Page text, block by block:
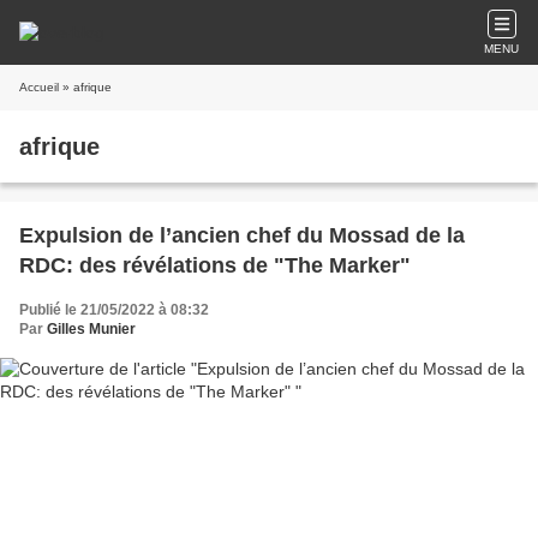
MENU
Accueil » afrique
afrique
Expulsion de l’ancien chef du Mossad de la
RDC: des révélations de "The Marker"
Publié le 21/05/2022 à 08:32
Par Gilles Munier